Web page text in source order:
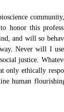
honor this
and will so
Never will I
justice.
ethically
human